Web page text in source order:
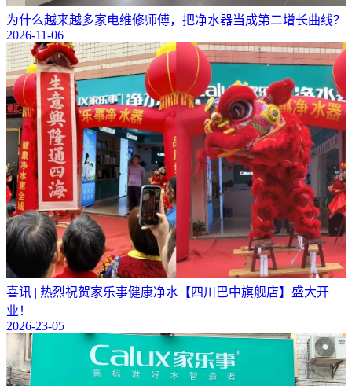
为什么越来越多家电维修师傅，把净水器当成第二增长曲线？
2026-11-06
喜讯 | 热烈祝贺家乐事健康净水【四川巴中旗舰店】盛大开
业！
2026-23-05